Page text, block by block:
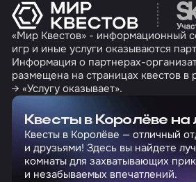
«Мир Квестов» - информационный
игр и иные услуги оказываются
Информация о партнерах-
размещена на страницах квестов в
→ «Услугу оказывает».
Квесты в Королёве на
Квесты в Королёве — отличный
и друзьями! Здесь вы найдете
комнаты для захватывающих
и незабываемых впечатлений.